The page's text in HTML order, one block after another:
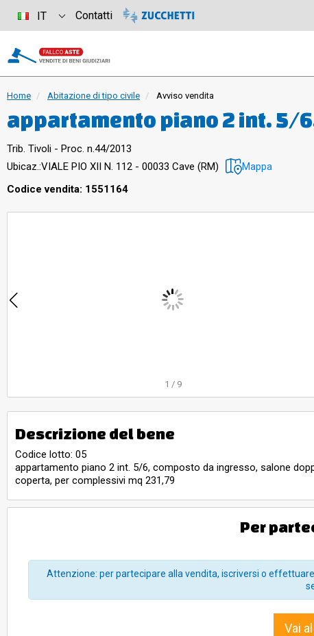
Home Abitazione di tipo civile Avviso vendita
appartamento piano 2 int. 5/
doppio, quattro camere,
balconi, una terrazza coperta,
Trib. Tivoli - Proc. n.44/2013
Ubicaz.:VIALE PIO XII N. 112 - 00033 Cave (RM) Mappa
Codice vendita: 1551164
1 / 9
Descrizione del bene
Codice lotto: 05
appartamento piano 2 int. 5/6, composto da ingresso, salone
coperta, per complessivi mq 231,79
Per
Attenzione: per partecipare alla vendita, iscriversi o
Vai
IT Contatti